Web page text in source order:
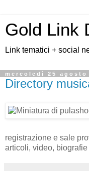
Gold Link
Link tematici + social
mercoledì 25 agosto
Directory
registrazione e sale
articoli, video,